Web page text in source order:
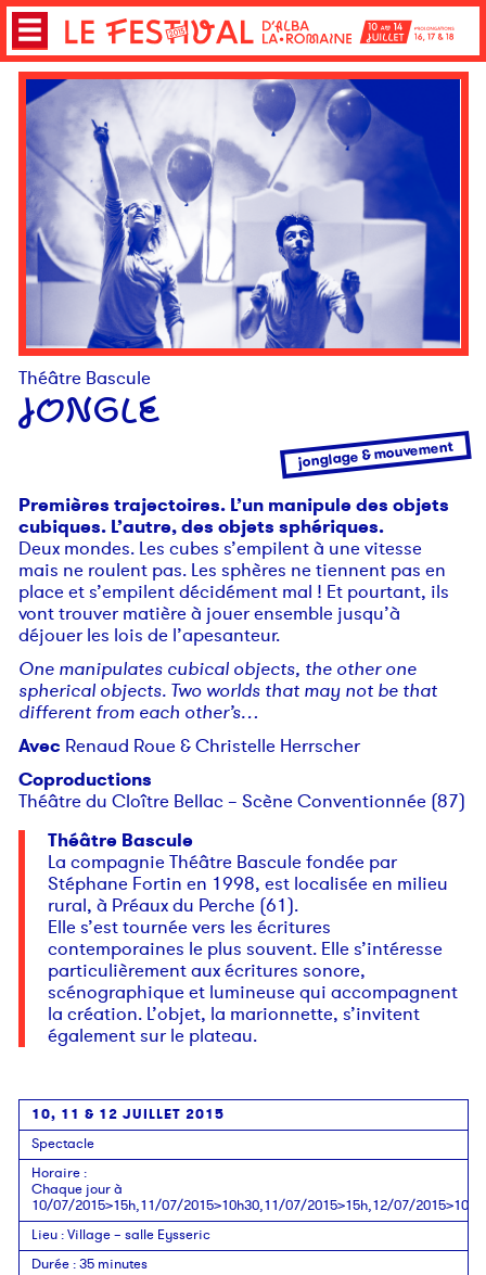
Théâtre Bascule
JONGLE
jonglage & mouvement
Premières trajectoires. L’un manipule des objets
cubiques. L’autre, des objets sphériques.
Deux mondes. Les cubes s’empilent à une vitesse
mais ne roulent pas. Les sphères ne tiennent pas en
place et s’empilent décidément mal ! Et pourtant, ils
vont trouver matière à jouer ensemble jusqu’à
déjouer les lois de l’apesanteur.
One manipulates cubical objects, the other one
spherical objects. Two worlds that may not be that
different from each other’s…
Avec Renaud Roue & Christelle Herrscher
Coproductions
Théâtre du Cloître Bellac – Scène Conventionnée (87)
Théâtre Bascule
La compagnie Théâtre Bascule fondée par
Stéphane Fortin en 1998, est localisée en milieu
rural, à Préaux du Perche (61).
Elle s’est tournée vers les écritures
contemporaines le plus souvent. Elle s’intéresse
particulièrement aux écritures sonore,
scénographique et lumineuse qui accompagnent
la création. L’objet, la marionnette, s’invitent
également sur le plateau.
10, 11 & 12 JUILLET 2015
Spectacle
Horaire:
Chaque jour à
10/07/2015>15h,11/07/2015>10h30,11/07/2015>15h,12/07/
Lieu:Village – salle Eysseric
Durée:35 minutes